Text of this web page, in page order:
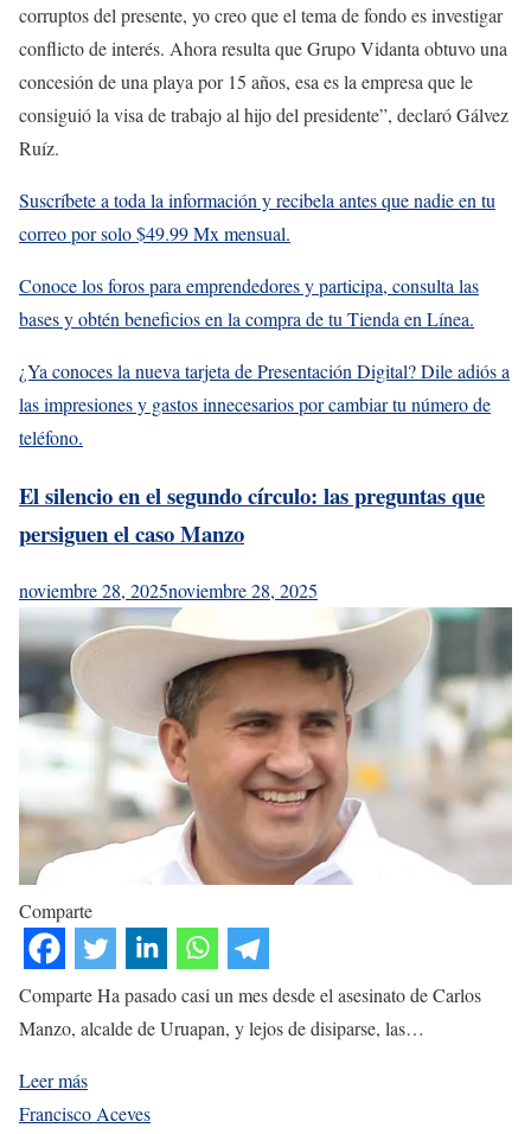
corruptos del presente, yo creo que el tema de fondo es investigar
conflicto de interés. Ahora resulta que Grupo Vidanta obtuvo una
concesión de una playa por 15 años, esa es la empresa que le
consiguió la visa de trabajo al hijo del presidente”, declaró Gálvez
Ruíz.
Suscríbete a toda la información y recibela antes que nadie en tu
correo por solo $49.99 Mx mensual.
Conoce los foros para emprendedores y participa, consulta las
bases y obtén beneficios en la compra de tu Tienda en Línea.
¿Ya conoces la nueva tarjeta de Presentación Digital? Dile adiós a
las impresiones y gastos innecesarios por cambiar tu número de
teléfono.
El silencio en el segundo círculo: las preguntas que
persiguen el caso Manzo
noviembre 28, 2025noviembre 28, 2025
Comparte
Comparte Ha pasado casi un mes desde el asesinato de Carlos
Manzo, alcalde de Uruapan, y lejos de disiparse, las…
Leer más
Francisco Aceves